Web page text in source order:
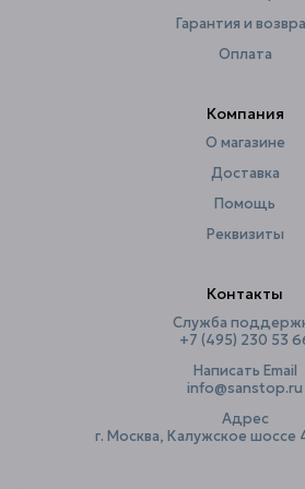
шнур
180
Гарантия и
Оплата
Компания
О магазине
Доставка
Помощь
Реквизиты
Контакты
Служба
+7 (495) 230 53
Написать Email
info@sanstop.ru
Адрес
г. Москва, Калужское шоссе